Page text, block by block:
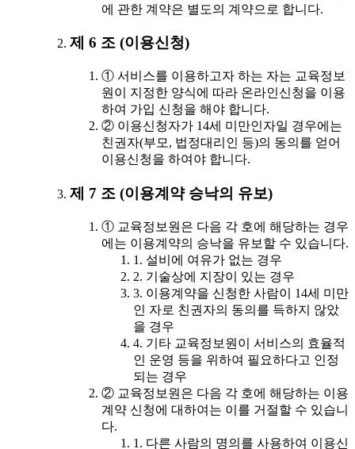
에 관한 계약은 별도의 계약으로 합니다.
제 6 조 (이용신청)
① 서비스를 이용하고자 하는 자는 교육정보
원이 지정한 양식에 따라 온라인신청을 이용
하여 가입 신청을 해야 합니다.
② 이용신청자가 14세 미만인자일 경우에는
친권자(부모, 법정대리인 등)의 동의를 얻어
이용신청을 하여야 합니다.
제 7 조 (이용계약 승낙의 유보)
① 교육정보원은 다음 각 호에 해당하는 경우
에는 이용계약의 승낙을 유보할 수 있습니다.
1. 설비에 여유가 없는 경우
2. 기술상에 지장이 있는 경우
3. 이용계약을 신청한 사람이 14세 미만
인 자로 친권자의 동의를 득하지 않았
을 경우
4. 기타 교육정보원이 서비스의 효율적
인 운영 등을 위하여 필요하다고 인정
되는 경우
② 교육정보원은 다음 각 호에 해당하는 이용
계약 신청에 대하여는 이를 거절할 수 있습니
다.
1. 다른 사람의 명의를 사용하여 이용신